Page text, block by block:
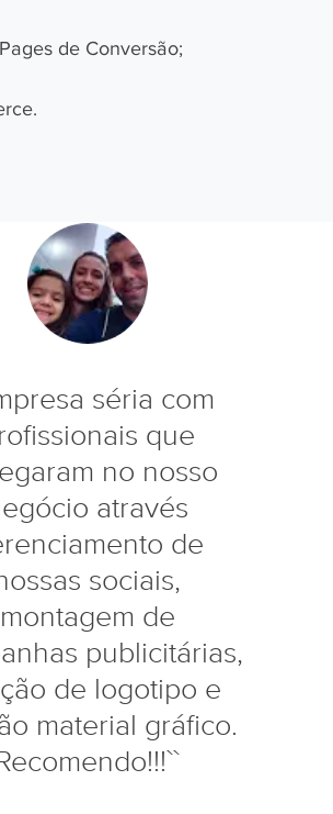
de Conversão;
séria com
que
no nosso
através
de
sociais,
montagem de
publicitárias,
de logotipo e
material gráfico.